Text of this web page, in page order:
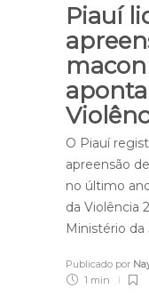
Piauí
O Piauí
apreensão
no último
da Violência
Ministério da
Publicado por
1 min